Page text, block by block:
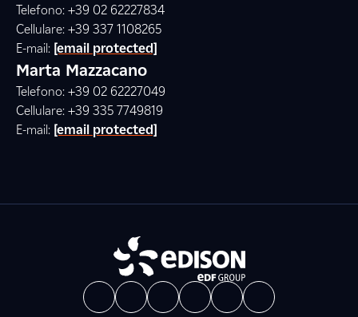
Telefono: +39 02 62227834
Cellulare: +39 337 1108265
E-mail: [email protected]
Marta Mazzacano
Telefono: +39 02 62227049
Cellulare: +39 335 7749819
E-mail: [email protected]